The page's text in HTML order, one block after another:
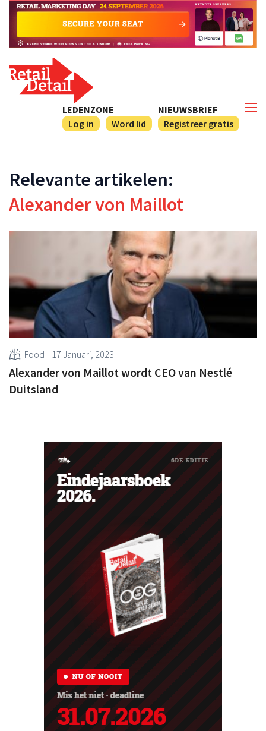
NIEUWSBRIEF
Registreer gratis
LEDENZONE
Log in
Word lid
Relevante artikelen:
Alexander von Maillot
Food 17 Januari, 2023
Alexander von Maillot wordt CEO van Nestlé
Duitsland